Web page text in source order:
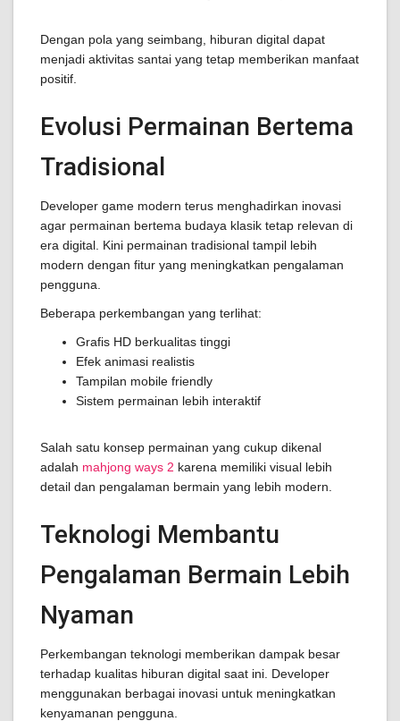
Dengan pola yang seimbang, hiburan digital dapat
menjadi aktivitas santai yang tetap memberikan manfaat
positif.
Evolusi Permainan Bertema
Tradisional
Developer game modern terus menghadirkan inovasi
agar permainan bertema budaya klasik tetap relevan di
era digital. Kini permainan tradisional tampil lebih
modern dengan fitur yang meningkatkan pengalaman
pengguna.
Beberapa perkembangan yang terlihat:
Grafis HD berkualitas tinggi
Efek animasi realistis
Tampilan mobile friendly
Sistem permainan lebih interaktif
Salah satu konsep permainan yang cukup dikenal
adalah mahjong ways 2 karena memiliki visual lebih
detail dan pengalaman bermain yang lebih modern.
Teknologi Membantu
Pengalaman Bermain Lebih
Nyaman
Perkembangan teknologi memberikan dampak besar
terhadap kualitas hiburan digital saat ini. Developer
menggunakan berbagai inovasi untuk meningkatkan
kenyamanan pengguna.